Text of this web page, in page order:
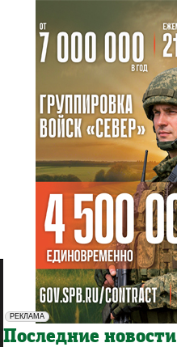
РЕКЛАМА
Социальная реклама
Последние новости